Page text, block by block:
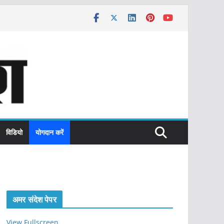
विडियो योगदान करें
अमर संदेश पेपर